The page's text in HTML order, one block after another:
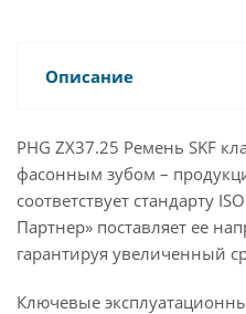
Описание
PHG ZX37.25 Ремень SKF
фасонным зубом –
соответствует стандарту
Партнер» поставляет ее
гарантируя увеличенный
Ключевые